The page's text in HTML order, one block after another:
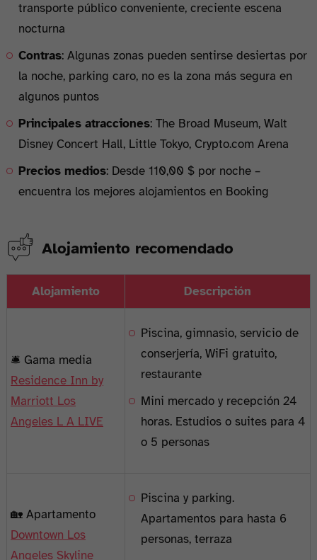
transporte público conveniente, creciente escena
nocturna
Contras: Algunas zonas pueden sentirse desiertas por
la noche, parking caro, no es la zona más segura en
algunos puntos
Principales atracciones: The Broad Museum, Walt
Disney Concert Hall, Little Tokyo, Crypto.com Arena
Precios medios: Desde 110,00 $ por noche –
encuentra los mejores alojamientos en Booking
Alojamiento recomendado
Alojamiento Descripción
🛎️ Gama media
Residence Inn by
Marriott Los
Angeles L A LIVE
Piscina, gimnasio, servicio de
conserjería, WiFi gratuito,
restaurante
Mini mercado y recepción 24
horas. Estudios o suites para 4
o 5 personas
🏡 Apartamento
Downtown Los
Angeles Skyline
Piscina y parking.
Apartamentos para hasta 6
personas, terraza